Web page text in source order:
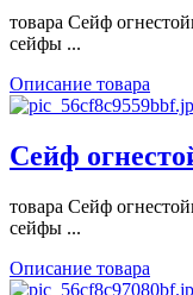
товара Сейф
сейфы ...
Описание товара
Сейф
товара Сейф
сейфы ...
Описание товара